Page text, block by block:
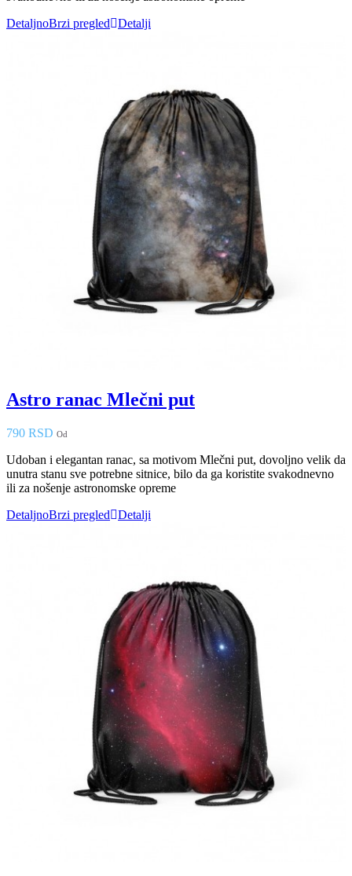
DetaljnoBrzi pregled Detalji
Astro ranac Mlečni put
790 RSD Od
Udoban i elegantan ranac, sa motivom Mlečni put, dovoljno velik da
unutra stanu sve potrebne sitnice, bilo da ga koristite svakodnevno
ili za nošenje astronomske opreme
DetaljnoBrzi pregled Detalji